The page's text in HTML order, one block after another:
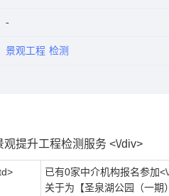
景观工程 检测
提升工程检测服务 <\/div>
已有0家中介机构报名参加
关于为【圣泉湖公园（一